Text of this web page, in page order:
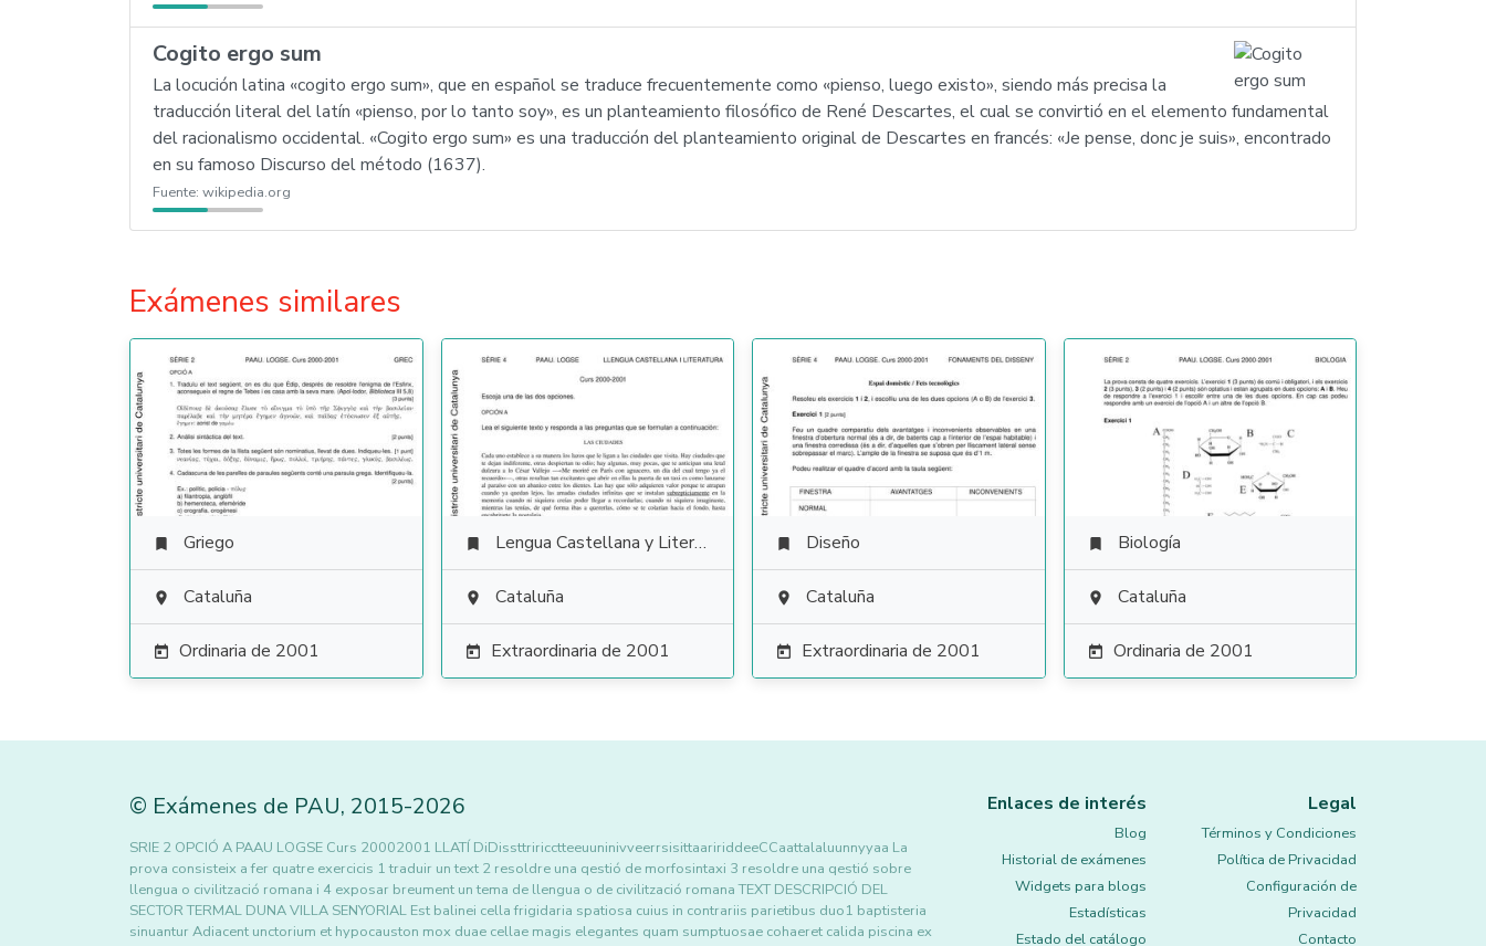
Cogito ergo sum
La locución latina «cogito ergo sum», que en español se traduce frecuentemente como «pienso, luego existo», siendo más precisa la
traducción literal del latín «pienso, por lo tanto soy», es un planteamiento filosófico de René Descartes, el cual se convirtió en el elemento fundamental
del racionalismo occidental. «Cogito ergo sum» es una traducción del planteamiento original de Descartes en francés: «Je pense, donc je suis», encontrado
en su famoso Discurso del método (1637).
Fuente: wikipedia.org
Exámenes similares
 Griego
 Cataluña
 Ordinaria de 2001
 Lengua Castellana y Literatura
 Cataluña
 Extraordinaria de 2001
 Diseño
 Cataluña
 Extraordinaria de 2001
 Biología
 Cataluña
 Ordinaria de 2001
© Exámenes de PAU, 2015-2026
SRIE 2 OPCIÓ A PAAU LOGSE Curs 20002001 LLATÍ DiDissttriricctteeuuninivveerrsisittaaririddeeCCaattalaluunnyyaa La
prova consisteix a fer quatre exercicis 1 traduir un text 2 resoldre una qestió de morfosintaxi 3 resoldre una qestió sobre
llengua o civilització romana i 4 exposar breument un tema de llengua o de civilització romana TEXT DESCRIPCIÓ DEL
SECTOR TERMAL DUNA VILLA SENYORIAL Est balinei cella frigidaria spatiosa cuius in contrariis parietibus duo1 baptisteria
sinuantur Adiacent unctorium et hypocauston mox duae cellae magis elegantes quam sumptuosae cohaeret calida piscina ex
Enlaces de interés
Blog
Historial de exámenes
Widgets para blogs
Estadísticas
Estado del catálogo
Legal
Términos y Condiciones
Política de Privacidad
Configuración de
Privacidad
Contacto